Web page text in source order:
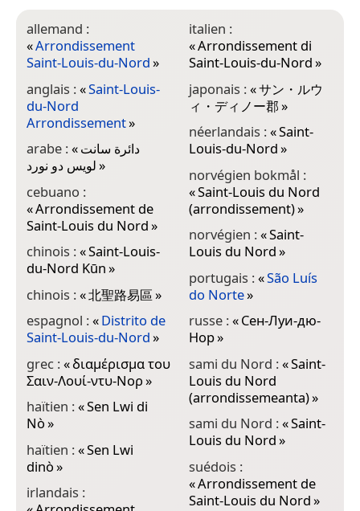
allemand :
«Arrondissement
Saint-Louis-du-Nord»
anglais :«Saint-Louis-
du-Nord
Arrondissement»
arabe :«دائرة سانت
لويس دو نورد»
cebuano :
«Arrondissement de
Saint-Louis du Nord»
chinois :«Saint-Louis-
du-Nord Kūn»
chinois :«北聖路易區»
espagnol :«Distrito de
Saint-Louis-du-Nord»
grec :«διαμέρισμα του
Σαιν-Λουί-ντυ-Νορ»
haïtien :«Sen Lwi di
Nò»
haïtien :«Sen Lwi
dinò»
irlandais :
italien :
«Arrondissement di
Saint-Louis-du-Nord»
japonais :«サン・ルウ
ィ・ディノー郡»
néerlandais :«Saint-
Louis-du-Nord»
norvégien bokmål :
«Saint-Louis du Nord
(arrondissement)»
norvégien :«Saint-
Louis du Nord»
portugais :«São Luís
do Norte»
russe :«Сен-Луи-дю-
Нор»
sami du Nord :«Saint-
Louis du Nord
(arrondissemeanta)»
sami du Nord :«Saint-
Louis du Nord»
suédois :
«Arrondissement de
Saint-Louis du Nord»